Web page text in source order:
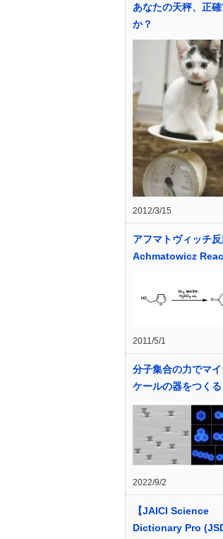
あなたの天秤、正
か？
2012/3/15
アフマトヴィッチ
Achmatowicz
2011/5/1
分子集合の力でマ
ケールの器をつくる
2022/9/2
【JAICI Science
Dictionary Pro